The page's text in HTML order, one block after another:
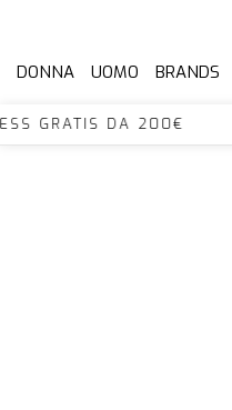
DONNA UOMO BRANDS
GRATIS DA